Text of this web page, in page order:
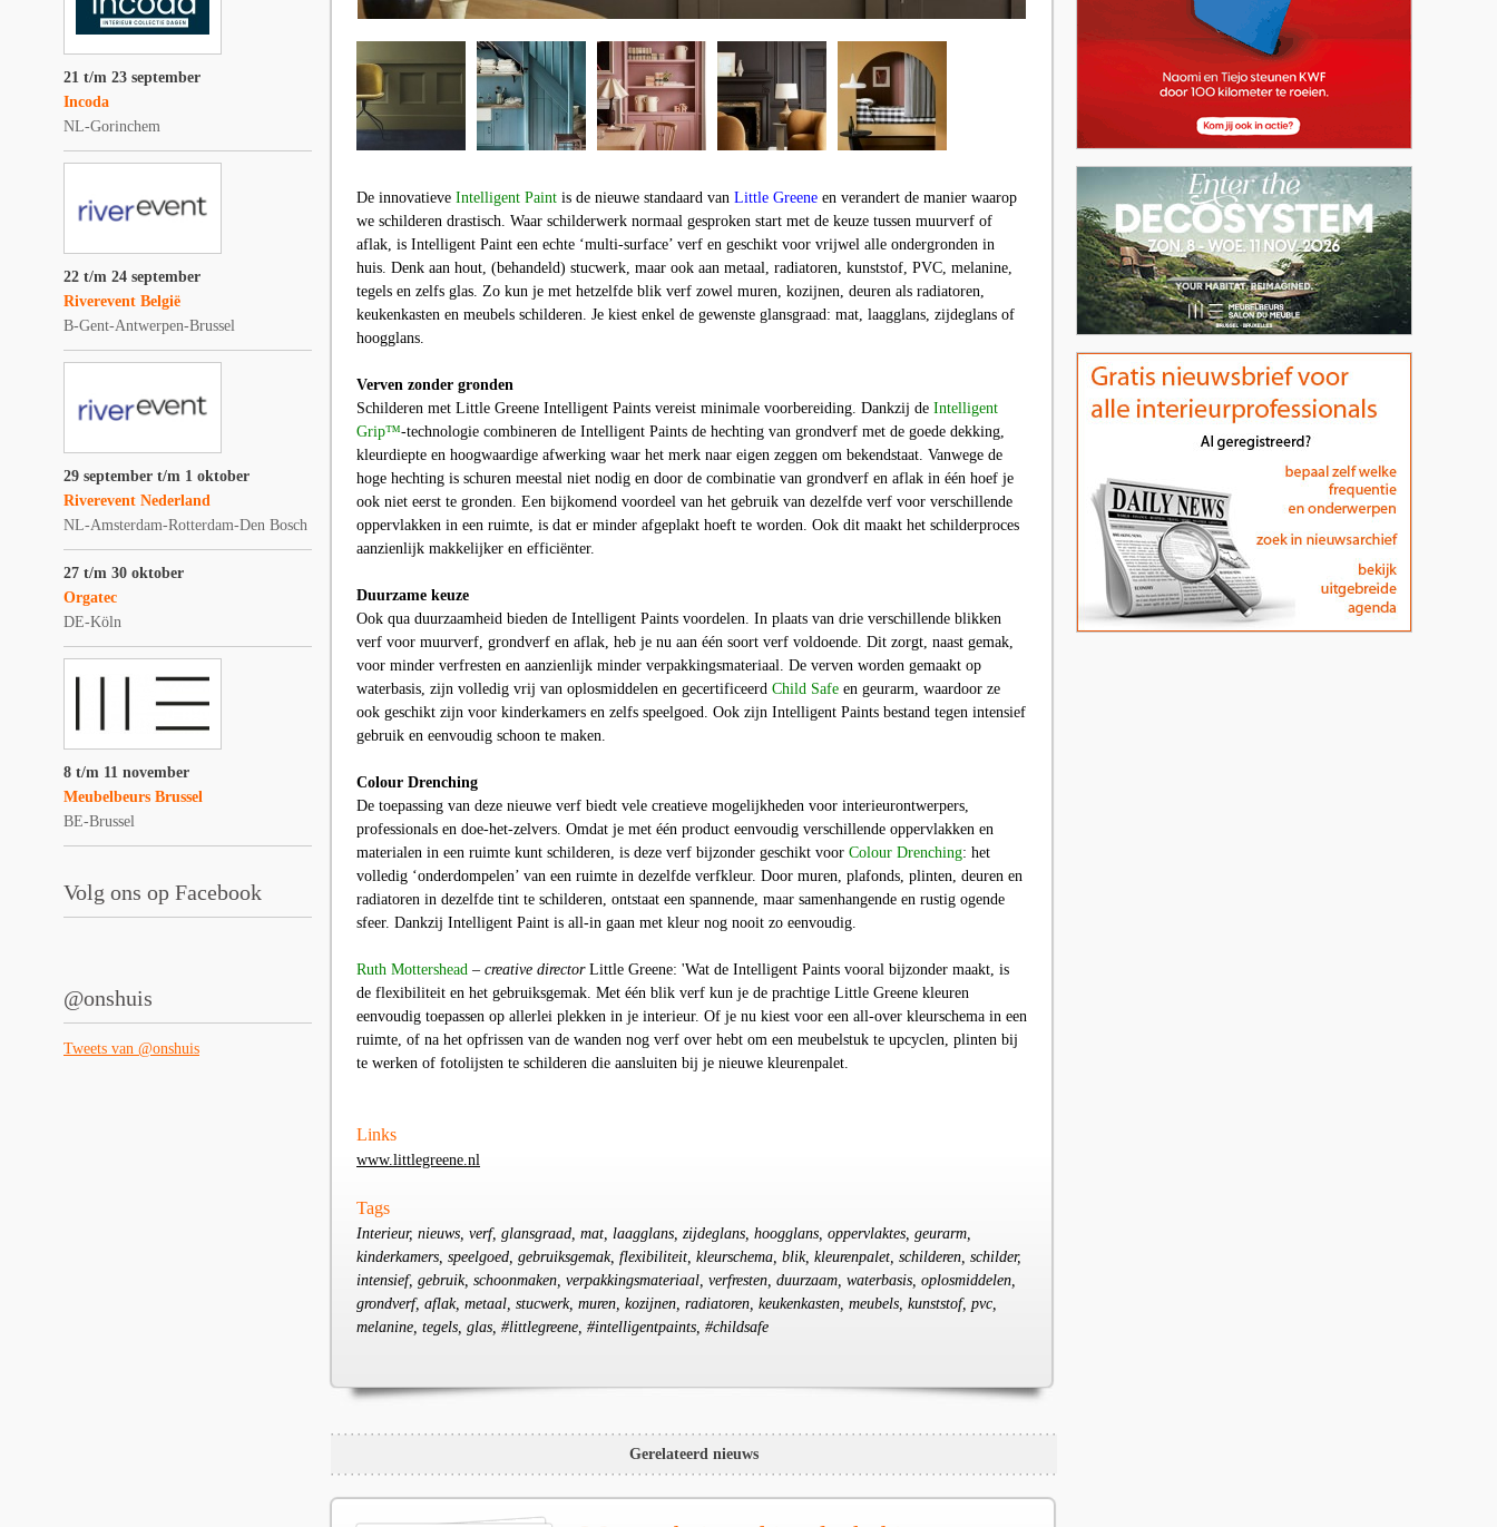
21 t/m 23 september
Incoda
NL-Gorinchem
22 t/m 24 september
Riverevent België
B-Gent-Antwerpen-Brussel
29 september t/m 1 oktober
Riverevent Nederland
NL-Amsterdam-Rotterdam-Den Bosch
27 t/m 30 oktober
Orgatec
DE-Köln
8 t/m 11 november
Meubelbeurs Brussel
BE-Brussel
Volg ons op Facebook
@onshuis
Tweets van @onshuis
De innovatieve Intelligent Paint is de nieuwe standaard van Little Greene en verandert de manier waarop
we schilderen drastisch. Waar schilderwerk normaal gesproken start met de keuze tussen muurverf of
aflak, is Intelligent Paint een echte ‘multi-surface’ verf en geschikt voor vrijwel alle ondergronden in
huis. Denk aan hout, (behandeld) stucwerk, maar ook aan metaal, radiatoren, kunststof, PVC, melanine,
tegels en zelfs glas. Zo kun je met hetzelfde blik verf zowel muren, kozijnen, deuren als radiatoren,
keukenkasten en meubels schilderen. Je kiest enkel de gewenste glansgraad: mat, laagglans, zijdeglans of
hoogglans.
Verven zonder gronden
Schilderen met Little Greene Intelligent Paints vereist minimale voorbereiding. Dankzij de Intelligent
Grip™-technologie combineren de Intelligent Paints de hechting van grondverf met de goede dekking,
kleurdiepte en hoogwaardige afwerking waar het merk naar eigen zeggen om bekendstaat. Vanwege de
hoge hechting is schuren meestal niet nodig en door de combinatie van grondverf en aflak in één hoef je
ook niet eerst te gronden. Een bijkomend voordeel van het gebruik van dezelfde verf voor verschillende
oppervlakken in een ruimte, is dat er minder afgeplakt hoeft te worden. Ook dit maakt het schilderproces
aanzienlijk makkelijker en efficiënter.
Duurzame keuze
Ook qua duurzaamheid bieden de Intelligent Paints voordelen. In plaats van drie verschillende blikken
verf voor muurverf, grondverf en aflak, heb je nu aan één soort verf voldoende. Dit zorgt, naast gemak,
voor minder verfresten en aanzienlijk minder verpakkingsmateriaal. De verven worden gemaakt op
waterbasis, zijn volledig vrij van oplosmiddelen en gecertificeerd Child Safe en geurarm, waardoor ze
ook geschikt zijn voor kinderkamers en zelfs speelgoed. Ook zijn Intelligent Paints bestand tegen intensief
gebruik en eenvoudig schoon te maken.
Colour Drenching
De toepassing van deze nieuwe verf biedt vele creatieve mogelijkheden voor interieurontwerpers,
professionals en doe-het-zelvers. Omdat je met één product eenvoudig verschillende oppervlakken en
materialen in een ruimte kunt schilderen, is deze verf bijzonder geschikt voor Colour Drenching: het
volledig ‘onderdompelen’ van een ruimte in dezelfde verfkleur. Door muren, plafonds, plinten, deuren en
radiatoren in dezelfde tint te schilderen, ontstaat een spannende, maar samenhangende en rustig ogende
sfeer. Dankzij Intelligent Paint is all-in gaan met kleur nog nooit zo eenvoudig.
Ruth Mottershead – creative directorLittle Greene: 'Wat de Intelligent Paints vooral bijzonder maakt, is
de flexibiliteit en het gebruiksgemak. Met één blik verf kun je de prachtige Little Greene kleuren
eenvoudig toepassen op allerlei plekken in je interieur. Of je nu kiest voor een all-over kleurschema in een
ruimte, of na het opfrissen van de wanden nog verf over hebt om een meubelstuk te upcyclen, plinten bij
te werken of fotolijsten te schilderen die aansluiten bij je nieuwe kleurenpalet.
Links
www.littlegreene.nl
Tags
Interieur, nieuws, verf, glansgraad, mat, laagglans, zijdeglans, hoogglans, oppervlaktes, geurarm,
kinderkamers, speelgoed, gebruiksgemak, flexibiliteit, kleurschema, blik, kleurenpalet, schilderen, schilder,
intensief, gebruik, schoonmaken, verpakkingsmateriaal, verfresten, duurzaam, waterbasis, oplosmiddelen,
grondverf, aflak, metaal, stucwerk, muren, kozijnen, radiatoren, keukenkasten, meubels, kunststof, pvc,
melanine, tegels, glas, #littlegreene, #intelligentpaints, #childsafe
Gerelateerd nieuws